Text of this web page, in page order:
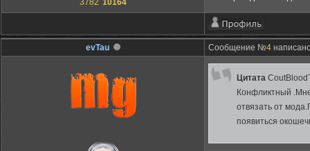
3782 10164
evTau Сообщение №4
Цитата
Конфликтный
отвязать от
появиться